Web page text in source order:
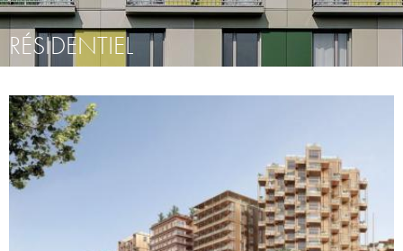
RÉSIDENTIEL
Vous êtes ici